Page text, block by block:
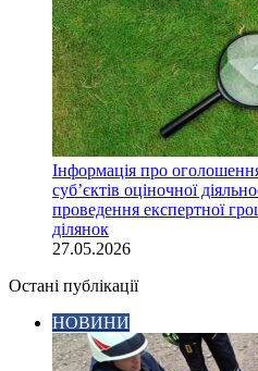
Інформація про
суб’єктів оціночної
проведення експертної
ділянок
27.05.2026
Остані публікації
НОВИНИ